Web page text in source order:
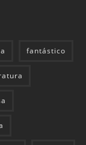
fantástico